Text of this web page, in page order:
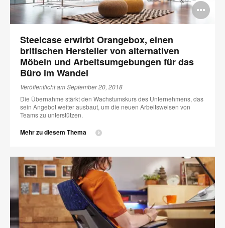
Steelcase erwirbt Orangebox, einen
britischen Hersteller von alternativen
Möbeln und Arbeitsumgebungen für das
Büro im Wandel
Veröffentlicht am September 20, 2018
Die Übernahme stärkt den Wachstumskurs des Unternehmens, das
sein Angebot weiter ausbaut, um die neuen Arbeitsweisen von
Teams zu unterstützen.
Mehr zu diesem Thema